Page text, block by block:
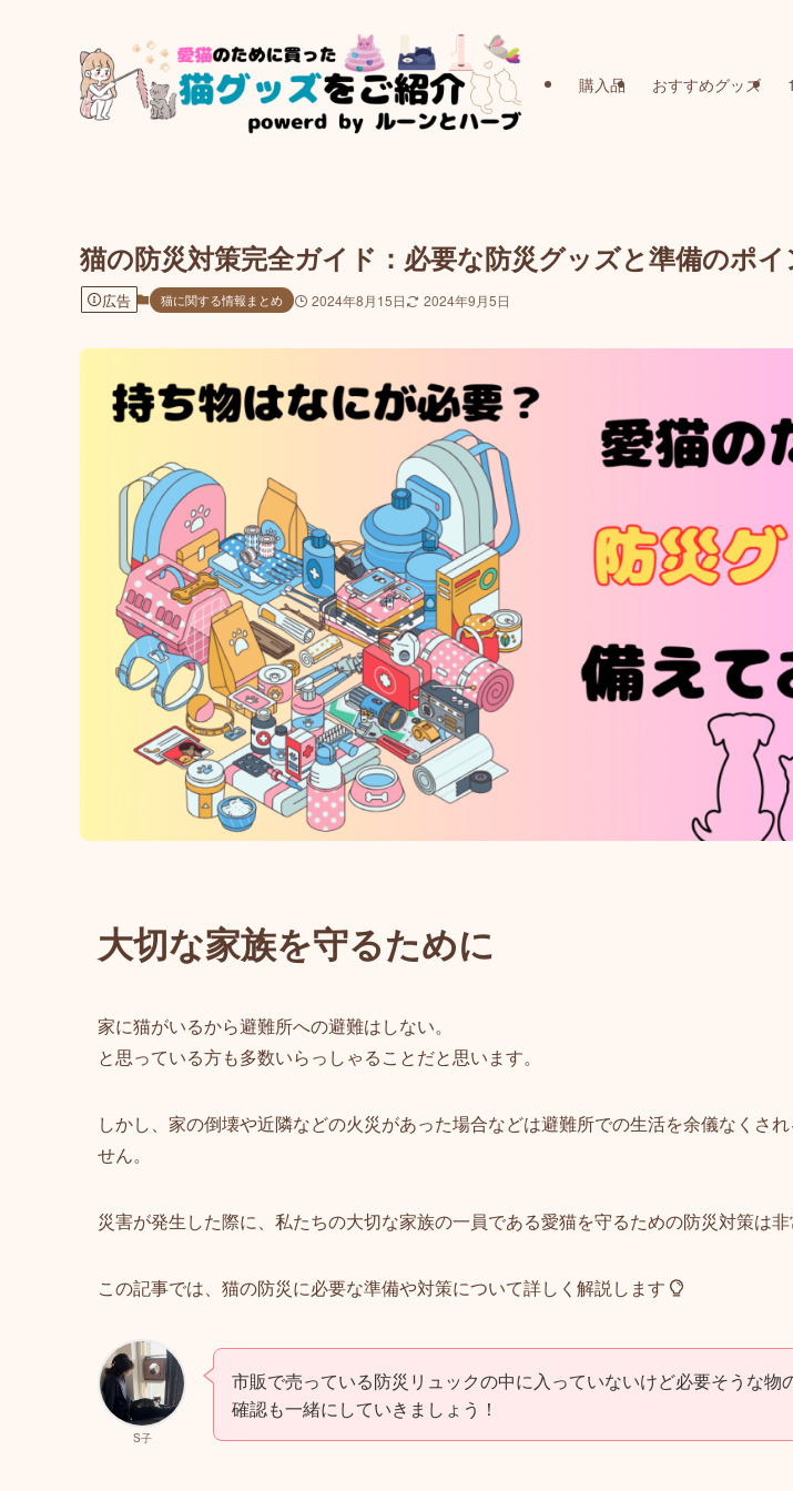
購入品 おすすめグッズ
猫の防災対策完全ガイド：必要な防災グッズと準備のポイ
広告 猫に関する情報まとめ 2024年8月15日 2024年9月5日
大切な家族を守るために
家に猫がいるから避難所への避難はしない。
と思っている方も多数いらっしゃることだと思います。
しかし、家の倒壊や近隣などの火災があった場合などは避難所での生活を余儀なくさ
せん。
災害が発生した際に、私たちの大切な家族の一員である愛猫を守るための防災対策は非
この記事では、猫の防災に必要な準備や対策について詳しく解説します
S子
市販で売っている防災リュックの中に入っていないけど必要そうな物
確認も一緒にしていきましょう！